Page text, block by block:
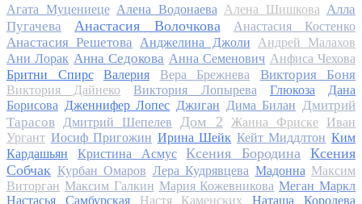
Агата Муцениеце Алена Водонаева Алена Шишкова Алла
Пугачева
Анастасия Волочкова Анастасия Костенко
Анастасия Решетова Анджелина Джоли
Андрей Малахов
Ани Лорак Анна Седокова Анна Семенович Анфиса Чехова
Бритни Спирс
Валерия Вера Брежнева Виктория Боня
Виктория Дайнеко Виктория Лопырева Глюкоза
Дана
Борисова Дженнифер Лопес Джиган Дима Билан Дмитрий
Тарасов
Дмитрий Шепелев Дом 2 Жанна Фриске
Иван
Ургант Иосиф Пригожин Ирина Шейк Кейт Миддлтон Ким
Кардашьян
Кристина Асмус Ксения Бородина
Ксения
Собчак Курбан Омаров Лера Кудрявцева Мадонна Максим
Виторган Максим Галкин Мария Кожевникова Меган Маркл
Настасья Самбурская
Настя Каменских
Наташа Королева